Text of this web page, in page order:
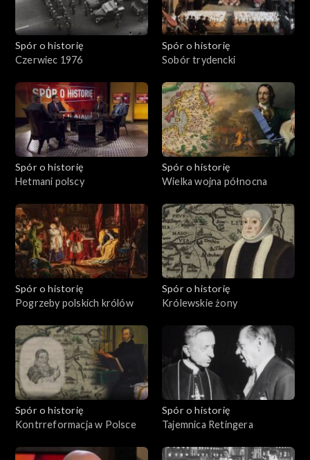
Spór o historię
Czerwiec 1976
Spór o historię
Sobór trydencki
Spór o historię
Hetmani polscy
Spór o historię
Wielka wojna północna
Spór o historię
Pogrzeby polskich królów
Spór o historię
Królewskie żony
Spór o historię
Kontrreformacja w Polsce
Spór o historię
Tajemnica Retingera